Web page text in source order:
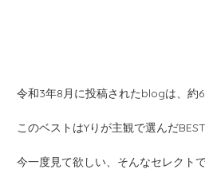
令和3年8月に投稿されたblogは、約
このベストはYりが主観で選んだ
今一度見て欲しい、そんなセレクトで